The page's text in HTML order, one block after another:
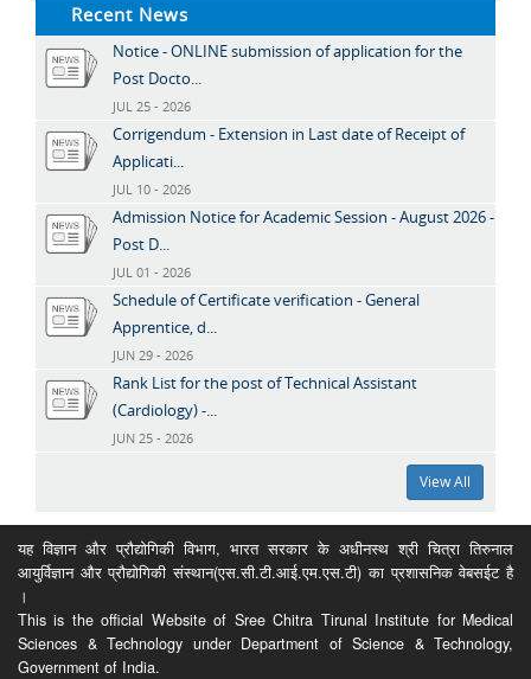
Recent News
Notice - ONLINE submission of application for the
Post Docto...
JUL 25 - 2026
Corrigendum - Extension in Last date of Receipt of
Applicati...
JUL 10 - 2026
Admission Notice for Academic Session - August 2026 -
Post D...
JUL 01 - 2026
Schedule of Certificate verification - General
Apprentice, d...
JUN 29 - 2026
Rank List for the post of Technical Assistant
(Cardiology) -...
JUN 25 - 2026
View All
यह विज्ञान और प्रौद्योगिकी विभाग, भारत सरकार के अधीनस्थ श्री चित्रा तिरुनाल
आयुर्विज्ञान और प्रौद्योगिकी संस्थान(एस.सी.टी.आई.एम.एस.टी) का प्रशासनिक वेबसईट है
।
This is the official Website of Sree Chitra Tirunal Institute for Medical
Sciences & Technology under Department of Science & Technology,
Government of India.